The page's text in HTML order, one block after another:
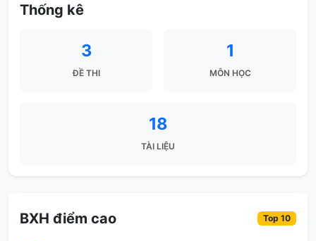
Thống kê
3
ĐỀ THI
1
MÔN HỌC
18
TÀI LIỆU
BXH điểm cao Top 10